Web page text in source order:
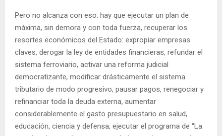
Pero no alcanza con eso: hay que ejecutar un plan de
máxima, sin demora y con toda fuerza, recuperar los
resortes económicos del Estado: expropiar empresas
claves, derogar la ley de entidades financieras, refundar el
sistema ferroviario, activar una reforma judicial
democratizante, modificar drásticamente el sistema
tributario de modo progresivo, pausar pagos, renegociar y
refinanciar toda la deuda externa, aumentar
considerablemente el gasto presupuestario en salud,
educación, ciencia y defensa, ejecutar el programa de “La